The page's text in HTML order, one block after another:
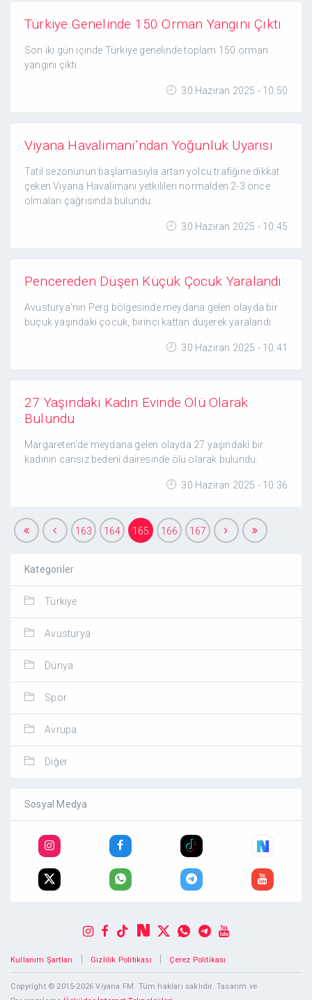
Türkiye Genelinde 150 Orman Yangını Çıktı
Son iki gün içinde Türkiye genelinde toplam 150 orman
yangını çıktı.
30 Haziran 2025 - 10:50
Viyana Havalimanı’ndan Yoğunluk Uyarısı
Tatil sezonunun başlamasıyla artan yolcu trafiğine dikkat
çeken Viyana Havalimanı yetkilileri normalden 2-3 önce
olmaları çağrısında bulundu.
30 Haziran 2025 - 10:45
Pencereden Düşen Küçük Çocuk Yaralandı
Avusturya’nın Perg bölgesinde meydana gelen olayda bir
buçuk yaşındaki çocuk, birinci kattan düşerek yaralandı.
30 Haziran 2025 - 10:41
27 Yaşındaki Kadın Evinde Ölü Olarak
Bulundu
Margareten’de meydana gelen olayda 27 yaşındaki bir
kadının cansız bedeni dairesinde ölü olarak bulundu.
30 Haziran 2025 - 10:36
163 164 165 166 167
Kategoriler
Türkiye
Avusturya
Dünya
Spor
Avrupa
Diğer
Sosyal Medya
Kullanım Şartları Gizlilik Politikası Çerez Politikası
Copyright © 2015-2026 Viyana FM. Tüm hakları saklıdır. Tasarım ve